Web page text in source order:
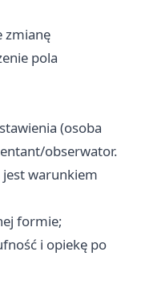
zmianę
pola
(osoba
obserwator.
warunkiem
formie;
i opiekę po